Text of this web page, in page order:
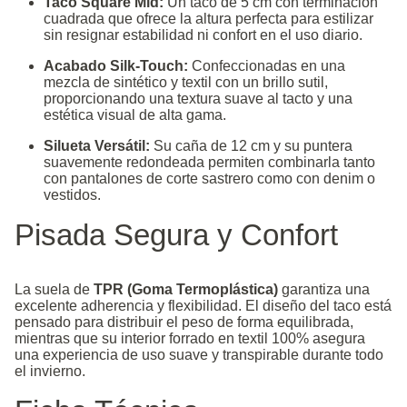
cuadrada que ofrece la altura perfecta para estilizar
sin resignar estabilidad ni confort en el uso diario.
Acabado Silk-Touch: Confeccionadas en una
mezcla de sintético y textil con un brillo sutil,
proporcionando una textura suave al tacto y una
estética visual de alta gama.
Silueta Versátil: Su caña de 12 cm y su puntera
suavemente redondeada permiten combinarla tanto
con pantalones de corte sastrero como con denim o
vestidos.
Pisada Segura y Confort
La suela de TPR (Goma Termoplástica) garantiza una
excelente adherencia y flexibilidad. El diseño del taco está
pensado para distribuir el peso de forma equilibrada,
mientras que su interior forrado en textil 100% asegura
una experiencia de uso suave y transpirable durante todo
el invierno.